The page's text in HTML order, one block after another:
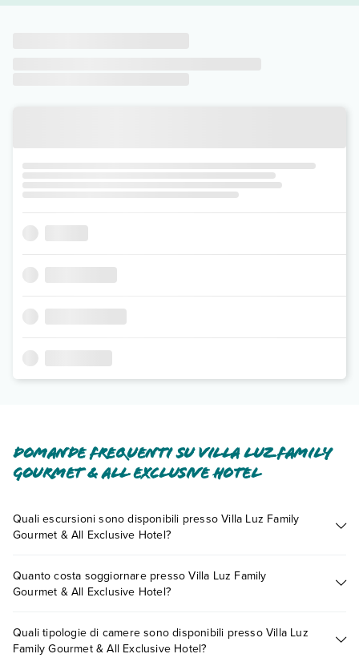
Domande frequenti su Villa Luz Family
Gourmet & All Exclusive Hotel
Quali escursioni sono disponibili presso Villa Luz Family
Gourmet & All Exclusive Hotel?
presso Villa Luz Family Gourmet & All Exclusive Hotel.
Scoprile tutte nellasezione dedicata
appuntamento
Quanto costa soggiornare presso Villa Luz Family
Gourmet & All Exclusive Hotel?
possono variare in base a vari fattori (per es. date, condizioni
dell'hotel, ecc). Per consultare i prezzi, compila il motore di
Quali tipologie di camere sono disponibili presso Villa Luz
Family Gourmet & All Exclusive Hotel?